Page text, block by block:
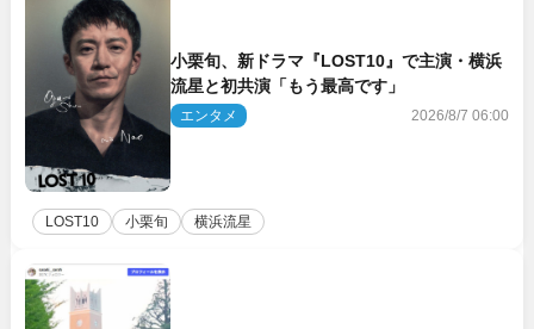
小栗旬、新ドラマ『LOST10』で主演・横浜
流星と初共演「もう最高です」
エンタメ 2026/8/7 06:00
LOST10 小栗旬 横浜流星